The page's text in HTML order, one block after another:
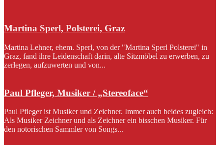
Martina Sperl, Polsterei, Graz
Martina Lehner, ehem. Sperl, von der "Martina Sperl Polsterei" in
Graz, fand ihre Leidenschaft darin, alte Sitzmöbel zu erwerben, zu
zerlegen, aufzuwerten und von...
Paul Pfleger, Musiker / „Stereoface“
Paul Pfleger ist Musiker und Zeichner. Immer auch beides zugleich:
Als Musiker Zeichner und als Zeichner ein bisschen Musiker. Für
den notorischen Sammler von Songs...